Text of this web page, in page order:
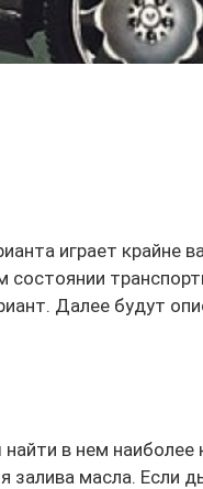
играет
состоянии
Далее будут
в нем
масла. Если